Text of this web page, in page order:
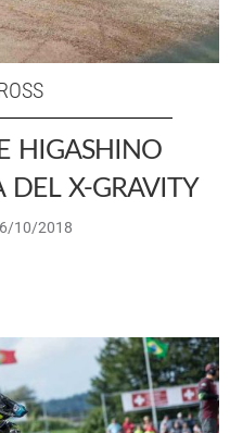
HIGASHINO
DEL X-GRAVITY
10/2018